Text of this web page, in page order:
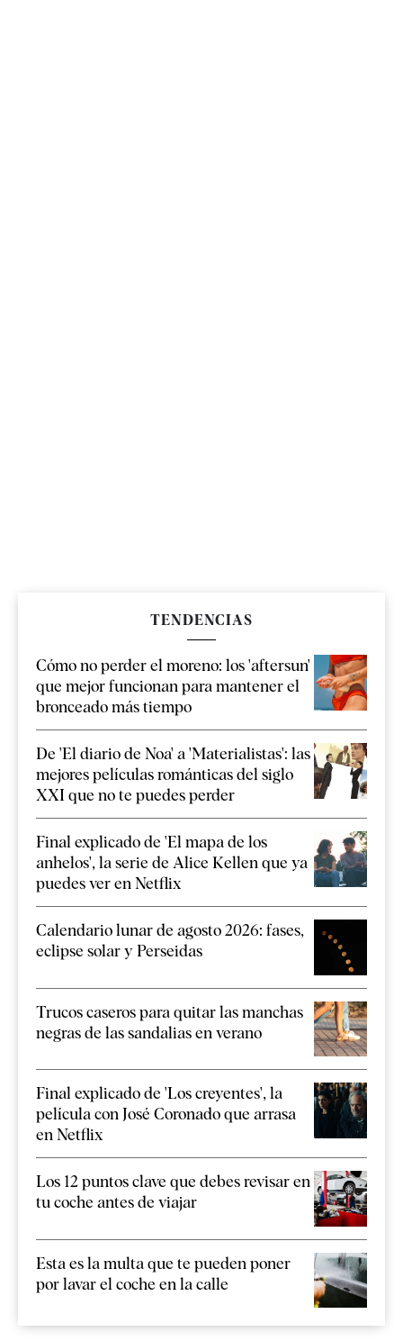
TENDENCIAS
Cómo no perder el moreno: los 'aftersun'
que mejor funcionan para mantener el
bronceado más tiempo
De 'El diario de Noa' a 'Materialistas': las
mejores películas románticas del siglo
XXI que no te puedes perder
Final explicado de 'El mapa de los
anhelos', la serie de Alice Kellen que ya
puedes ver en Netflix
Calendario lunar de agosto 2026: fases,
eclipse solar y Perseidas
Trucos caseros para quitar las manchas
negras de las sandalias en verano
Final explicado de 'Los creyentes', la
película con José Coronado que arrasa
en Netflix
Los 12 puntos clave que debes revisar en
tu coche antes de viajar
Esta es la multa que te pueden poner
por lavar el coche en la calle